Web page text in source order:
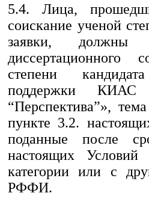
5.4. Лица,
соискание ученой
заявки, должны
степени
поддержки КИАС
“Перспектива”»,
пункте 3.2.
поданные после
настоящих
категории или с
РФФИ.